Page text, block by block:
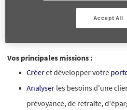
indépendantchez
exercer un métier seul, vous pourrez
Vos principales missions :
Créeret développer votre
Analyser les besoins d'une
prévoyance, de retraite,
Accept All